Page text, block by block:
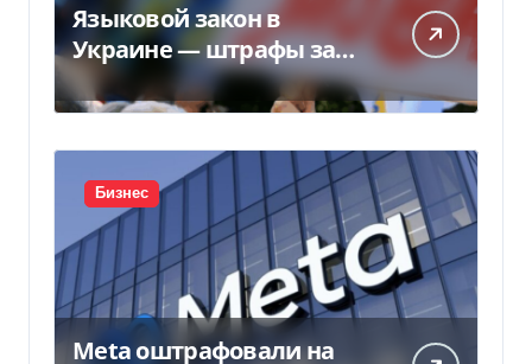
Языковой закон в
Украине — штрафы за
нарушение вырастут до
170 тысяч
Бизнес
Meta оштрафовали на